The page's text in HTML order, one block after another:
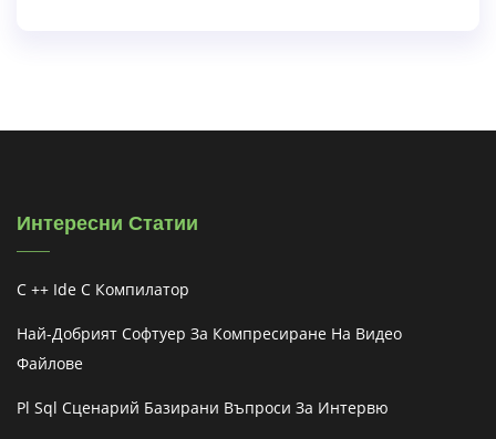
Интересни Статии
C ++ Ide С Компилатор
Най-Добрият Софтуер За Компресиране На Видео
Файлове
Pl Sql Сценарий Базирани Въпроси За Интервю